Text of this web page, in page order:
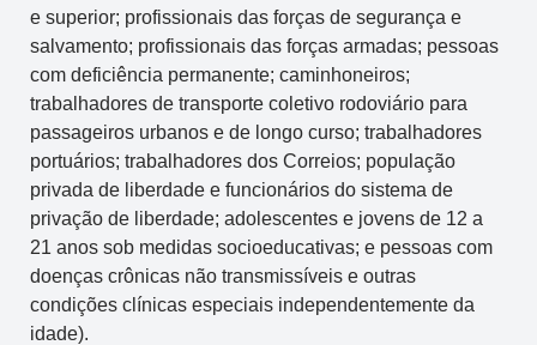
e superior; profissionais das forças de segurança e
salvamento; profissionais das forças armadas; pessoas
com deficiência permanente; caminhoneiros;
trabalhadores de transporte coletivo rodoviário para
passageiros urbanos e de longo curso; trabalhadores
portuários; trabalhadores dos Correios; população
privada de liberdade e funcionários do sistema de
privação de liberdade; adolescentes e jovens de 12 a
21 anos sob medidas socioeducativas; e pessoas com
doenças crônicas não transmissíveis e outras
condições clínicas especiais independentemente da
idade).